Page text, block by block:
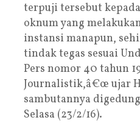
terpuji tersebut
oknum yang
instansi manapun,
tindak tegas sesuai
Pers nomor 40 tahun
Journalistik,â€œ ujar
sambutannya
Selasa (23/2/16).